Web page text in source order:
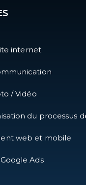
internet
/ Vidéo
du processus
web et mobile
Ads